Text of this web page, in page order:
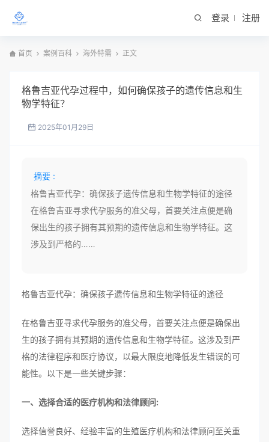
登录 注册
首页 案例百科 海外特需 正文
格鲁吉亚代孕过程中，如何确保孩子的遗传信息和生
物学特征？
2025年01月29日
摘要 :
格鲁吉亚代孕：确保孩子遗传信息和生物学特征的途径
在格鲁吉亚寻求代孕服务的准父母，首要关注点便是确
保出生的孩子拥有其预期的遗传信息和生物学特征。这
涉及到严格的……
格鲁吉亚代孕：确保孩子遗传信息和生物学特征的途径
在格鲁吉亚寻求代孕服务的准父母，首要关注点便是确保出
生的孩子拥有其预期的遗传信息和生物学特征。这涉及到严
格的法律程序和医疗协议，以最大限度地降低发生错误的可
能性。以下是一些关键步骤：
一、选择合适的医疗机构和法律顾问:
选择信誉良好、经验丰富的生殖医疗机构和法律顾问至关重